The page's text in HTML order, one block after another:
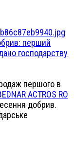
перший
господарству
першого в
ACTROS RO
добрив.